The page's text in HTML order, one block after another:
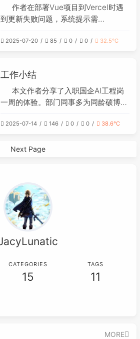
编辑器中以管理员权限还原默认设置，
并确认VMnet8为NAT模式且相关选项
NetworkManager服务并刷新网络配
作者在部署Vue项目到Vercel时遇
到更新失败问题，系统提示需
称源于当初在服务器配置git时，直接
自己的GitHub账户信息不一致。解决
方法是通过命令 `git config --global
user.email "你的邮箱地址"` 将全局git
箱即可。作者由此反思，偷懒复制示例
2025-07-20 85 0 0 32.5℃
工作小结
本文作者分享了入职国企AI工程岗
一周的体验。部门同事多为同龄硕博，
虽应聘工程岗但仍需训练AI模型，且缺
福利较好，五险一金齐全、三餐全包，
通过试用期。
2025-07-14 146 0 0 38.6℃
Next Page
CATEGORIES
15
TAGS
11
MORE